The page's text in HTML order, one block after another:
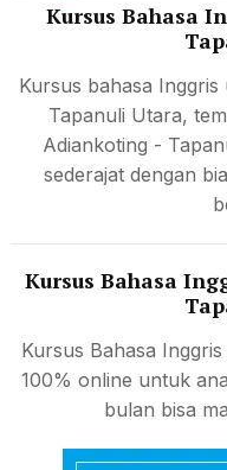
Kursus Bahasa
Kursus bahasa
Tapanuli Utara,
Adiankoting -
sederajat dengan
Kursus Bahasa
Kursus Bahasa
100% online untuk
bulan bisa